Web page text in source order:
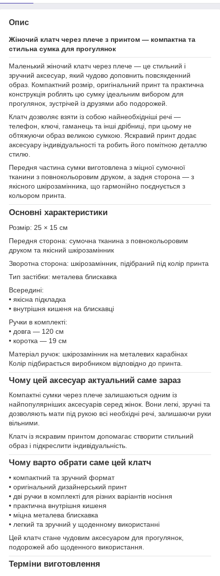
Опис
Жіночий клатч через плече з принтом — компактна та
стильна сумка для прогулянок
Маленький жіночий клатч через плече — це стильний і
зручний аксесуар, який чудово доповнить повсякденний
образ. Компактний розмір, оригінальний принт та практична
конструкція роблять цю сумку ідеальним вибором для
прогулянок, зустрічей із друзями або подорожей.
Клатч дозволяє взяти із собою найнеобхідніші речі —
телефон, ключі, гаманець та інші дрібниці, при цьому не
обтяжуючи образ великою сумкою. Яскравий принт додає
аксесуару індивідуальності та робить його помітною деталлю
стилю.
Передня частина сумки виготовлена з міцної сумочної
тканини з повнокольоровим друком, а задня сторона — з
якісного шкірозамінника, що гармонійно поєднується з
кольором принта.
Основні характеристики
Розмір: 25 × 15 см
Передня сторона: сумочна тканина з повнокольоровим
друком та якісний шкірозамінник
Зворотна сторона: шкірозамінник, підібраний під колір принта
Тип застібки: металева блискавка
Всередині:
• якісна підкладка
• внутрішня кишеня на блискавці
Ручки в комплекті:
• довга — 120 см
• коротка — 19 см
Матеріал ручок: шкірозамінник на металевих карабінах
Колір підбирається виробником відповідно до принта.
Чому цей аксесуар актуальний саме зараз
Компактні сумки через плече залишаються одним із
найпопулярніших аксесуарів серед жінок. Вони легкі, зручні та
дозволяють мати під рукою всі необхідні речі, залишаючи руки
вільними.
Клатч із яскравим принтом допомагає створити стильний
образ і підкреслити індивідуальність.
Чому варто обрати саме цей клатч
• компактний та зручний формат
• оригінальний дизайнерський принт
• дві ручки в комплекті для різних варіантів носіння
• практична внутрішня кишеня
• міцна металева блискавка
• легкий та зручний у щоденному використанні
Цей клатч стане чудовим аксесуаром для прогулянок,
подорожей або щоденного використання.
Терміни виготовлення